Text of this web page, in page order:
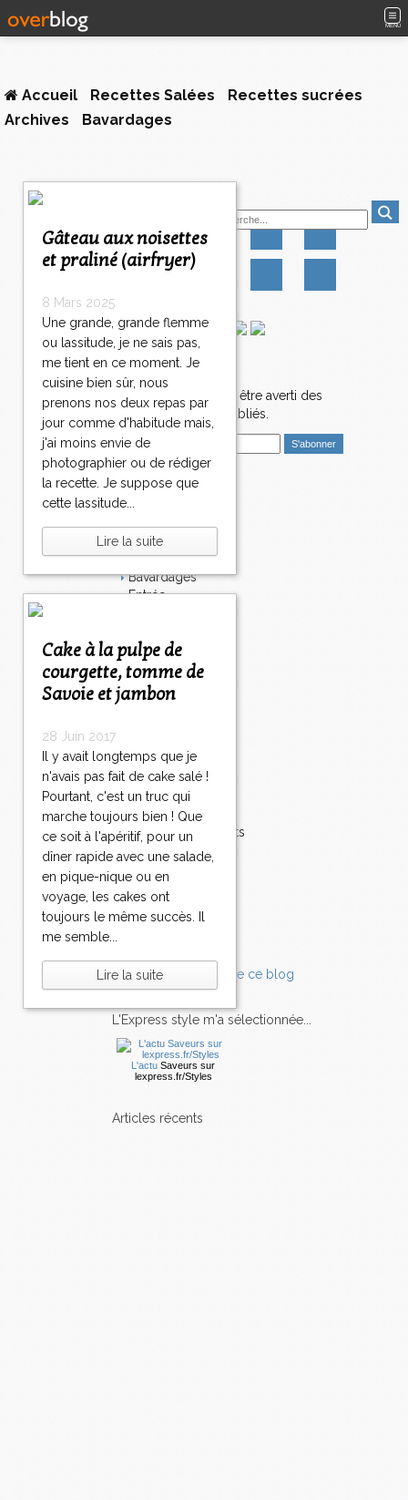
MENU
Accueil Recettes Salées
Recettes sucrées
Archives
Bavardages
Gâteau aux noisettes
et praliné (airfryer)
8 Mars 2025
Une grande, grande flemme
ou lassitude, je ne sais pas,
me tient en ce moment. Je
cuisine bien sûr, nous
prenons nos deux repas par
jour comme d'habitude mais,
j'ai moins envie de
photographier ou de rédiger
la recette. Je suppose que
cette lassitude...
Lire la suite
Cake à la pulpe de
courgette, tomme de
Savoie et jambon
28 Juin 2017
Il y avait longtemps que je
n'avais pas fait de cake salé !
Pourtant, c'est un truc qui
marche toujours bien ! Que
ce soit à l'apéritif, pour un
dîner rapide avec une salade,
en pique-nique ou en
voyage, les cakes ont
toujours le même succès. Il
me semble...
Lire la suite
Newsletter
Abonnez-vous pour être averti des
nouveaux articles publiés.
E
m
l
Catégories
Dessert
Plat
Bavardages
Entrée
Apéritif
Fromage
Italie
Viande
Fruits
Soupe
Fêtes
Poisson
Accompagnements
Champignons
Tomates
Balade
L'Express style m'a sélectionnée...
L'actu Saveurs sur
lexpress.fr/Styles
articles récents